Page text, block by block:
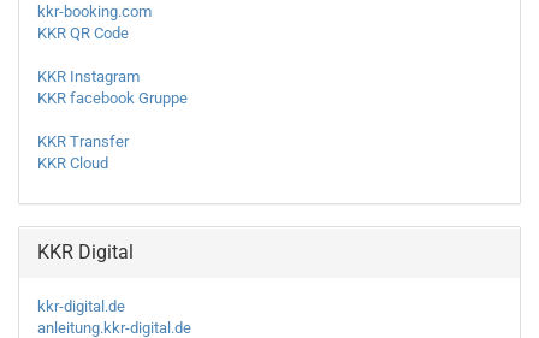
kkr-booking.com
KKR QR Code
KKR Instagram
KKR facebook Gruppe
KKR Transfer
KKR Cloud
KKR Digital
kkr-digital.de
anleitung.kkr-digital.de